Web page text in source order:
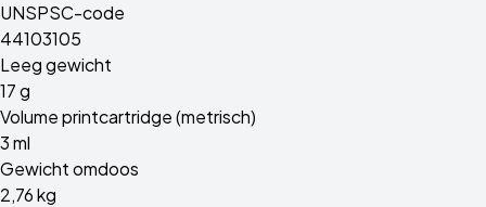
UNSPSC-code
44103105
Leeg gewicht
17 g
Volume printcartridge (metrisch)
3 ml
Gewicht omdoos
2,76 kg